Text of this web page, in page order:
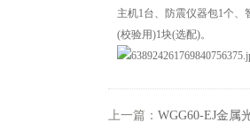
主机1台、防震仪器包1个
(校验用)1块(选配)。
上一篇： WGG60-EJ金属